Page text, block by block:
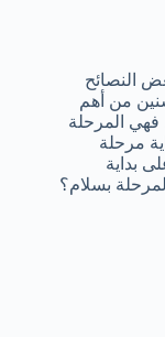
النصائح
من أهم
فهي المرحلة
مرحلة
بداية
بسلام؟